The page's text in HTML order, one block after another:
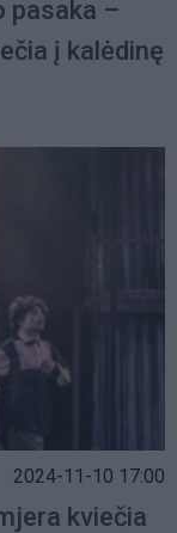
pasaka –
į kalėdinę
2024-11-10 17:00
kviečia